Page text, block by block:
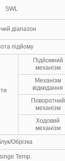
SWL
діапазон
підйому
Підйомний
механізм
Механізм
відкидання
Поворотний
механізм
Ходовий
механізм
Обрізка
Temp.